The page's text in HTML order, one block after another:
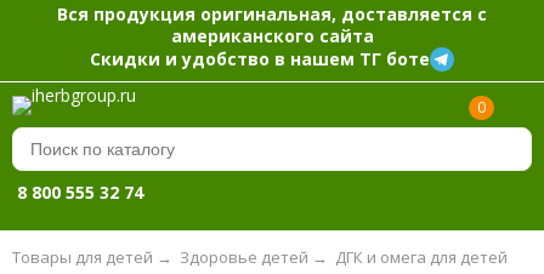
Вся продукция оригинальная, доставляется с
американского сайта
Скидки и удобство в нашем ТГ боте
0
8 800 555 32 74
Товары для детей → Здоровье детей → ДГК и омега для детей